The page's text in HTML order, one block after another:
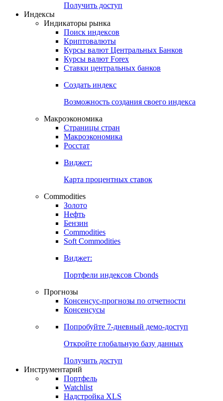
Получить доступ
Индексы
Индикаторы рынка
Поиск индексов
Криптовалюты
Курсы валют Центральных Банков
Курсы валют Forex
Ставки центральных банков
Создать индекс
Возможность создания своего индекса
Макроэкономика
Страницы стран
Макроэкономика
Росстат
Виджет:
Карта процентных ставок
Commodities
Золото
Нефть
Бензин
Commodities
Soft Commodities
Виджет:
Портфели индексов Cbonds
Прогнозы
Консенсус-прогнозы по отчетности
Консенсусы
Попробуйте 7-дневный демо-доступ
Откройте глобальную базу данных
Получить доступ
Инструментарий
Портфель
Watchlist
Надстройка XLS